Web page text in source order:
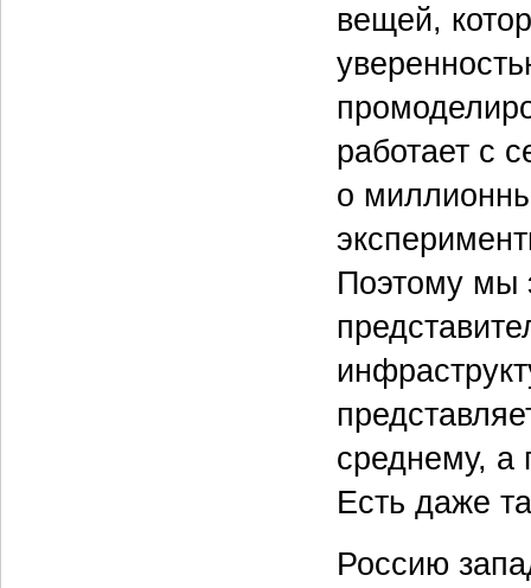
вещей,
работает с
о
Поэтому мы
среднему, а
Есть даже
Россию